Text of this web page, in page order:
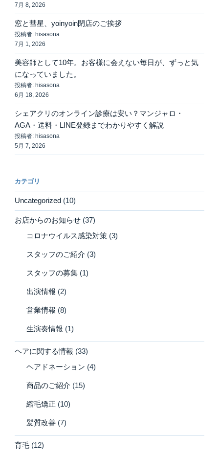
7月 8, 2026
窓と彗星、yoinyoin閉店のご挨拶
投稿者: hisasona
7月 1, 2026
美容師として10年。お客様に会えない毎日が、ずっと気
になっていました。
投稿者: hisasona
6月 18, 2026
シェアクリのオンライン診療は安い？マンジャロ・
AGA・送料・LINE登録までわかりやすく解説
投稿者: hisasona
5月 7, 2026
カテゴリ
Uncategorized (10)
お店からのお知らせ (37)
コロナウイルス感染対策 (3)
スタッフのご紹介 (3)
スタッフの募集 (1)
出演情報 (2)
営業情報 (8)
生演奏情報 (1)
ヘアに関する情報 (33)
ヘアドネーション (4)
商品のご紹介 (15)
縮毛矯正 (10)
髪質改善 (7)
育毛 (12)